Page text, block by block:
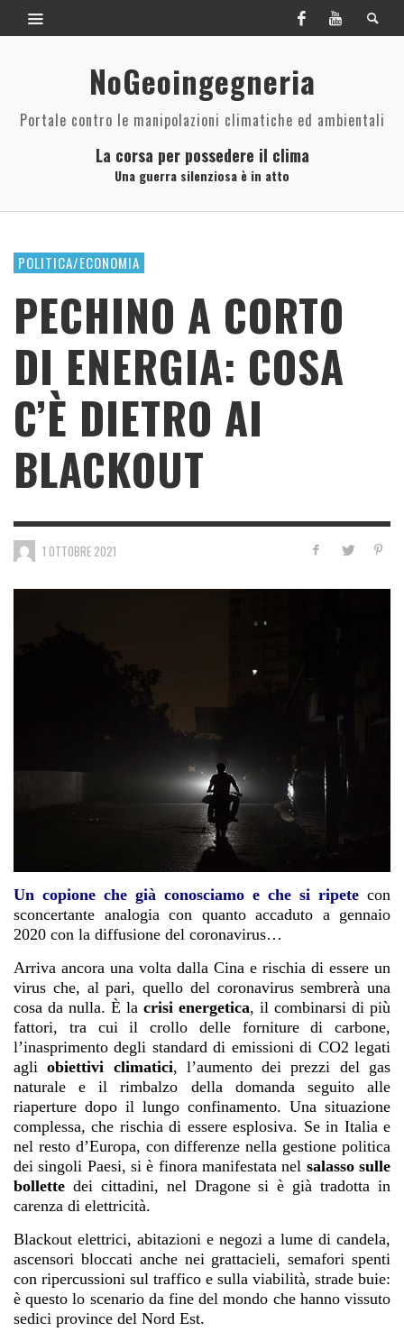
NoGeoingegneria
Portale contro le manipolazioni climatiche ed ambientali
La corsa per possedere il clima
Una guerra silenziosa è in atto
POLITICA/ECONOMIA
PECHINO A CORTO
DI ENERGIA: COSA
C’È DIETRO AI
BLACKOUT
1 OTTOBRE 2021
Un copione che già conosciamo e che si ripete con
sconcertante analogia con quanto accaduto a gennaio
2020 con la diffusione del coronavirus…
Arriva ancora una volta dalla Cina e rischia di essere un
virus che, al pari, quello del coronavirus sembrerà una
cosa da nulla. È la crisi energetica, il combinarsi di più
fattori, tra cui il crollo delle forniture di carbone,
l’inasprimento degli standard di emissioni di CO2 legati
agliobiettivi climatici, l’aumento dei prezzi del gas
naturale e il rimbalzo della domanda seguito alle
riaperture dopo il lungo confinamento. Una situazione
complessa, che rischia di essere esplosiva. Se in Italia e
nel resto d’Europa, con differenze nella gestione politica
dei singoli Paesi, si è finora manifestata nel salasso sulle
bollette dei cittadini, nel Dragone si è già tradotta in
carenza di elettricità.
Blackout elettrici, abitazioni e negozi a lume di candela,
ascensori bloccati anche nei grattacieli, semafori spenti
con ripercussioni sul traffico e sulla viabilità, strade buie:
è questo lo scenario da fine del mondo che hanno vissuto
sedici province del Nord Est.